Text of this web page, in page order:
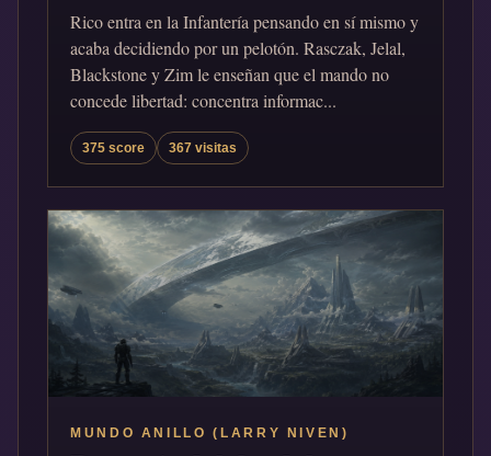
Rico entra en la Infantería pensando en sí mismo y
acaba decidiendo por un pelotón. Rasczak, Jelal,
Blackstone y Zim le enseñan que el mando no
concede libertad: concentra informac...
375 score 367 visitas
MUNDO ANILLO (LARRY NIVEN)